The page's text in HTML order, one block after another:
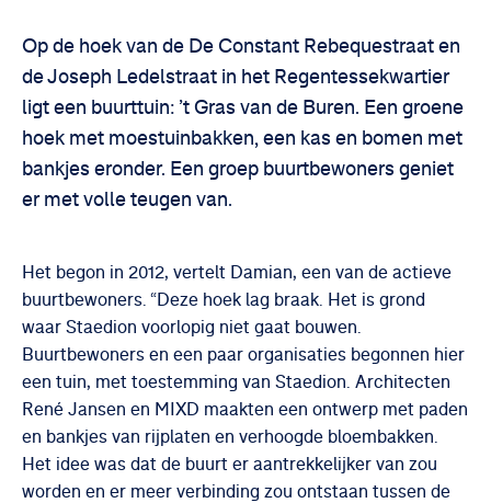
Op de hoek van de De Constant Rebequestraat en
de Joseph Ledelstraat in het Regentessekwartier
ligt een buurttuin: ’t Gras van de Buren. Een groene
hoek met moestuinbakken, een kas en bomen met
bankjes eronder. Een groep buurtbewoners geniet
er met volle teugen van.
Het begon in 2012, vertelt Damian, een van de actieve
buurtbewoners. “Deze hoek lag braak. Het is grond
waar Staedion voorlopig niet gaat bouwen.
Buurtbewoners en een paar organisaties begonnen hier
een tuin, met toestemming van Staedion. Architecten
René Jansen en MIXD maakten een ontwerp met paden
en bankjes van rijplaten en verhoogde bloembakken.
Het idee was dat de buurt er aantrekkelijker van zou
worden en er meer verbinding zou ontstaan tussen de